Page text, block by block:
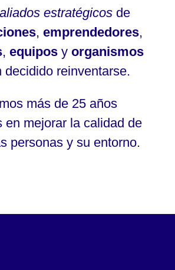
aliados estratégicosde
, emprendedores,
, equiposy organismos
decidido reinventarse.
más de 25 años
en mejorar la calidad de
personas y su entorno.